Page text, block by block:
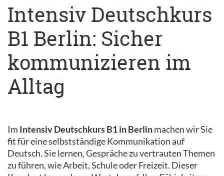
Intensiv Deutschkurs
B1 Berlin: Sicher
kommunizieren im
Alltag
Im Intensiv Deutschkurs B1 in Berlinmachen wir Sie
fit für eine selbstständige Kommunikation auf
Deutsch. Sie lernen, Gespräche zu vertrauten Themen
zu führen, wie Arbeit, Schule oder Freizeit. Dieser